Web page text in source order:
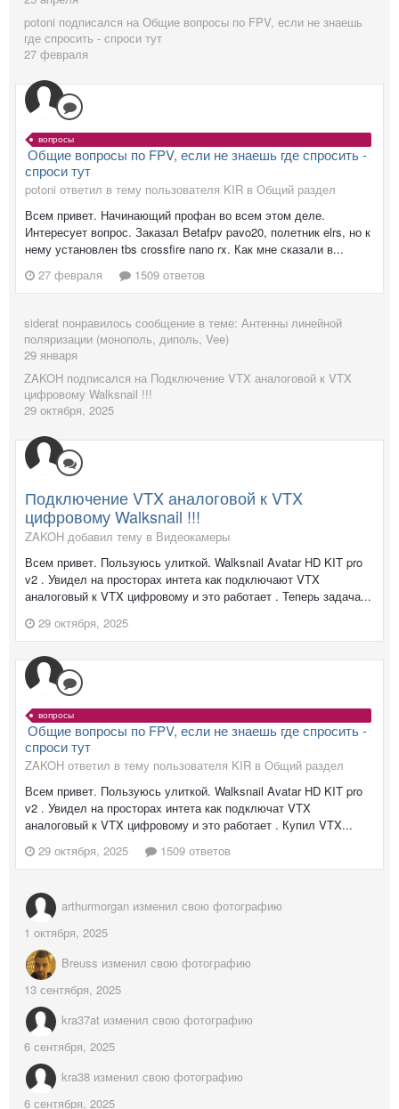
potoni подписался на Общие вопросы по FPV, если не знаешь
где спросить - спроси тут
27 февраля
вопросы
Общие вопросы по FPV, если не знаешь где спросить -
спроси тут
potoni ответил в тему пользователя KIR в Общий раздел
Всем привет. Начинающий профан во всем этом деле.
Интересует вопрос. Заказал Betafpv pavo20, полетник elrs, но к
нему установлен tbs crossfire nano rx. Как мне сказали в...
27 февраля
1509 ответов
siderat понравилось сообщение в теме: Антенны линейной
поляризации (монополь, диполь, Vee)
29 января
ZAKOH подписался на Подключение VTX аналоговой к VTX
цифровому Walksnail !!!
29 октября, 2025
Подключение VTX аналоговой к VTX
цифровому Walksnail !!!
ZAKOH добавил тему в Видеокамеры
Всем привет. Пользуюсь улиткой. Walksnail Avatar HD KIT pro
v2 . Увидел на просторах интета как подключают VTX
аналоговый к VTX цифровому и это работает . Теперь задача...
29 октября, 2025
вопросы
Общие вопросы по FPV, если не знаешь где спросить -
спроси тут
ZAKOH ответил в тему пользователя KIR в Общий раздел
Всем привет. Пользуюсь улиткой. Walksnail Avatar HD KIT pro
v2 . Увидел на просторах интета как подключат VTX
аналоговый к VTX цифровому и это работает . Купил VTX...
29 октября, 2025
1509 ответов
arthurmorgan изменил свою фотографию
1 октября, 2025
Breuss изменил свою фотографию
13 сентября, 2025
kra37at изменил свою фотографию
6 сентября, 2025
kra38 изменил свою фотографию
6 сентября, 2025